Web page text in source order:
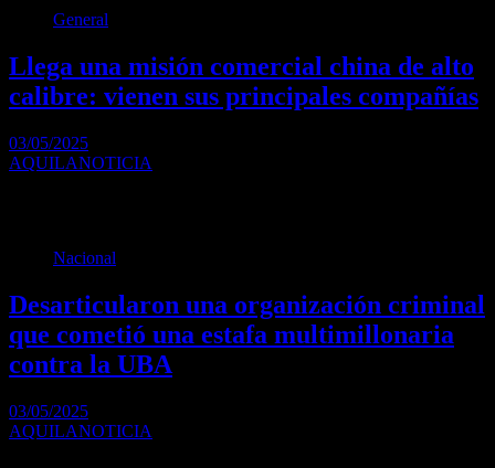
General
Llega una misión comercial china de alto
calibre: vienen sus principales compañías
03/05/2025
AQUILANOTICIA
Nacional
Desarticularon una organización criminal
que cometió una estafa multimillonaria
contra la UBA
03/05/2025
AQUILANOTICIA